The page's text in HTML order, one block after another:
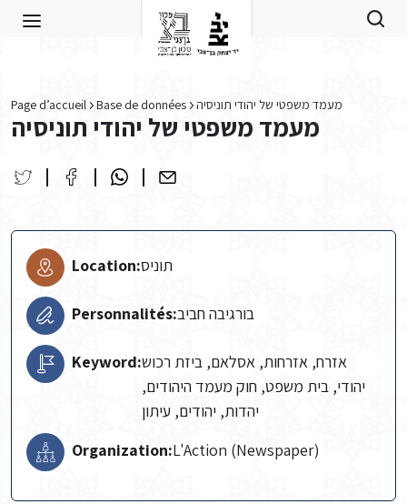
Page d’accueil Base de données מעמד משפטי של יהודי תוניסיה
מעמד משפטי של יהודי תוניסיה
Location:תוניס
Personnalités:בורגיבה חביב
Keyword:אזרח, אזרחות, אסלאם, ביזת רכוש
יהודי, בית משפט, חוק מעמד היהודים,
יהדות, יהודים, עיתון
Organization:L'Action (Newspaper)